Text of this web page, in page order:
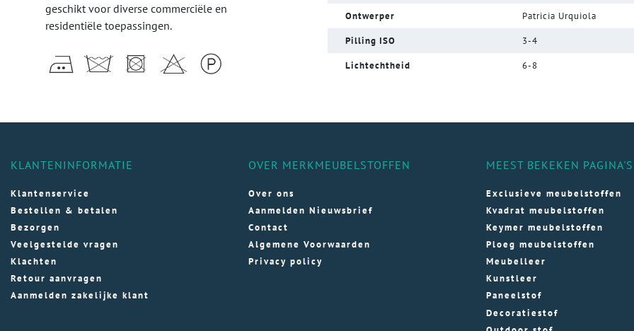
geschikt voor diverse commerciële en
residentiële toepassingen.
Ontwerper Patricia Urquiola
Pilling ISO 3-4
Lichtechtheid 6-8
KLANTENINFORMATIE
Klantenservice
Bestellen & betalen
Bezorgen
Veelgestelde vragen
Klachten
Retour aanvragen
Aanmelden zakelijke klant
OVER MERKMEUBELSTOFFEN
Over ons
Aanmelden Nieuwsbrief
Contact
Algemene Voorwaarden
Privacy policy
MEEST BEKEKEN PAGINA'S
Exclusieve meubelstoffen
Kvadrat meubelstoffen
Keymer meubelstoffen
Ploeg meubelstoffen
Meubelleer
Kunstleer
Paneelstof
Decoratiestof